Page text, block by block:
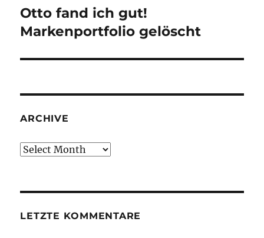
Next
post:
Otto fand ich gut!
Markenportfolio gelöscht
ARCHIVE
Archive
LETZTE KOMMENTARE